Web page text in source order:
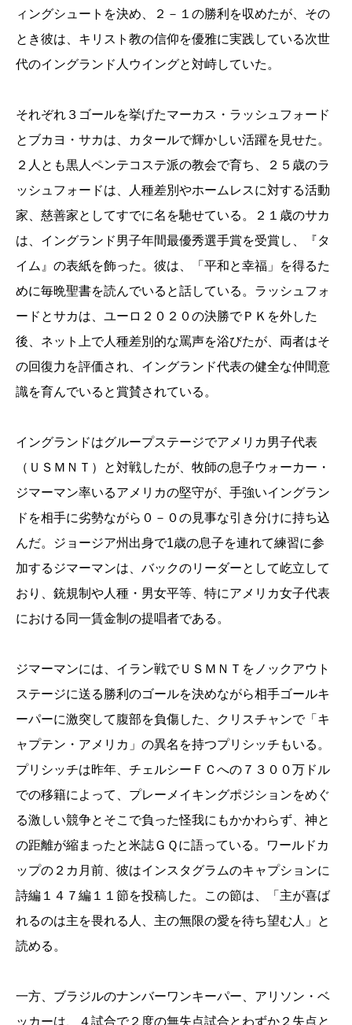
ィングシュートを決め、２－１の勝利を収めたが、その
とき彼は、キリスト教の信仰を優雅に実践している次世
代のイングランド人ウイングと対峙していた。
それぞれ３ゴールを挙げたマーカス・ラッシュフォード
とブカヨ・サカは、カタールで輝かしい活躍を見せた。
２人とも黒人ペンテコステ派の教会で育ち、２５歳のラ
ッシュフォードは、人種差別やホームレスに対する活動
家、慈善家としてすでに名を馳せている。２１歳のサカ
は、イングランド男子年間最優秀選手賞を受賞し、『タ
イム』の表紙を飾った。彼は、「平和と幸福」を得るた
めに毎晩聖書を読んでいると話している。ラッシュフォ
ードとサカは、ユーロ２０２０の決勝でＰＫを外した
後、ネット上で人種差別的な罵声を浴びたが、両者はそ
の回復力を評価され、イングランド代表の健全な仲間意
識を育んでいると賞賛されている。
イングランドはグループステージでアメリカ男子代表
（ＵＳＭＮＴ）と対戦したが、牧師の息子ウォーカー・
ジマーマン率いるアメリカの堅守が、手強いイングラン
ドを相手に劣勢ながら０－０の見事な引き分けに持ち込
んだ。ジョージア州出身で1歳の息子を連れて練習に参
加するジマーマンは、バックのリーダーとして屹立して
おり、銃規制や人種・男女平等、特にアメリカ女子代表
における同一賃金制の提唱者である。
ジマーマンには、イラン戦でＵＳＭＮＴをノックアウト
ステージに送る勝利のゴールを決めながら相手ゴールキ
ーパーに激突して腹部を負傷した、クリスチャンで「キ
ャプテン・アメリカ」の異名を持つプリシッチもいる。
プリシッチは昨年、チェルシーＦＣへの７３００万ドル
での移籍によって、プレーメイキングポジションをめぐ
る激しい競争とそこで負った怪我にもかかわらず、神と
の距離が縮まったと米誌ＧＱに語っている。ワールドカ
ップの２カ月前、彼はインスタグラムのキャプションに
詩編１４７編１１節を投稿した。この節は、「主が喜ば
れるのは主を畏れる人、主の無限の愛を待ち望む人」と
読める。
一方、ブラジルのナンバーワンキーパー、アリソン・ベ
ッカーは、４試合で２度の無失点試合とわずか２失点と